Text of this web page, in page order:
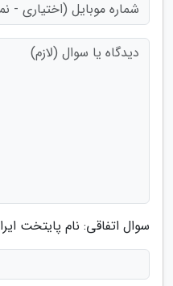
سوال اتفاقی: نام پایتخت